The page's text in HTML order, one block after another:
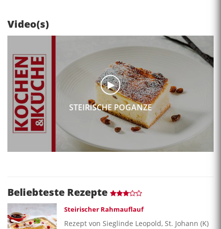
Video(s)
STEIRISCHE POGANZE
Beliebteste Rezepte
Steirischer Rahmauflauf
Rezept von Sieglinde Leopold, St. Johann (K)